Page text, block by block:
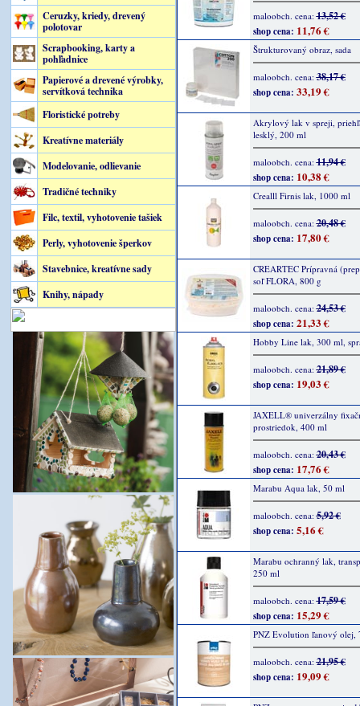
Ceruzky, kriedy, drevený
polotovar
Scrapbooking, karty a
pohľadnice
Papierové a drevené výrobky,
servítková technika
Floristické potreby
Kreatívne materiály
Modelovanie, odlievanie
Tradičné techniky
Filc, textil, vyhotovenie tašiek
Perly, vyhotovenie šperkov
Stavebnice, kreatívne sady
Knihy, nápady
maloobch. cena:13,52 €
shop cena: 11,76 €
Štrukturovaný obraz, sada
maloobch. cena:38,17 €
shop cena: 33,19 €
Akrylový lak v spreji,
lesklý, 200 ml
maloobch. cena:11,94 €
shop cena: 10,38 €
Crealll Firnis lak, 1000 ml
maloobch. cena:20,48 €
shop cena: 17,80 €
CREARTEC Prípravná
soľ FLORA, 800 g
maloobch. cena:24,53 €
shop cena: 21,33 €
Hobby Line lak, 300 ml,
maloobch. cena:21,89 €
shop cena: 19,03 €
JAXELL® univerzálny
prostriedok, 400 ml
maloobch. cena:20,43 €
shop cena: 17,76 €
Marabu Aqua lak, 50 ml
maloobch. cena:5,92 €
shop cena: 5,16 €
Marabu ochranný lak,
250 ml
maloobch. cena:17,59 €
shop cena: 15,29 €
PNZ Evolution ľanový olej,
maloobch. cena:21,95 €
shop cena: 19,09 €